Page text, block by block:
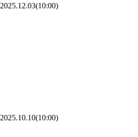
2025.12.03(10:00)
2025.10.10(10:00)